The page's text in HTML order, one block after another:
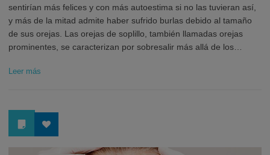
sentirían más felices y con más autoestima si no las tuvieran así,
y más de la mitad admite haber sufrido burlas debido al tamaño
de sus orejas. Las orejas de soplillo, también llamadas orejas
prominentes, se caracterizan por sobresalir más allá de los…
Leer más